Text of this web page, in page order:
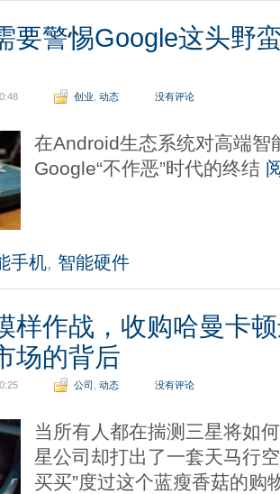
要警惕Google这头野
创业 动态 没有评论
在Android生态系统对高端智
Google“不作恶”时代的终结
手机, 智能硬件
样作战，收购哈曼卡
场的背后
公司 动态 没有评论
当所有人都在揣测三星将如
星公司却打出了一套天马行
买买”度过这个蓝瘦香菇的购